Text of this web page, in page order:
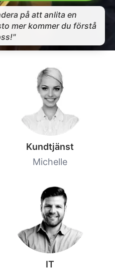
på att anlita en
mer kommer du förstå
Kundtjänst
Michelle
IT